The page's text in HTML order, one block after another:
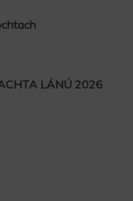
LÁNÚ 2026